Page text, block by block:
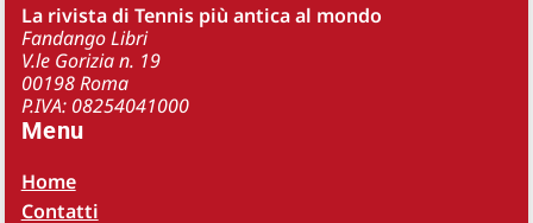
La rivista di Tennis più antica al mondo
Fandango Libri
V.le Gorizia n. 19
00198 Roma
P.IVA: 08254041000
Menu
Home
Contatti